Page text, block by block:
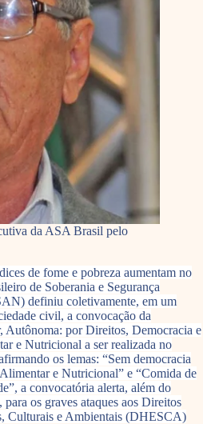
da ASA Brasil pelo
de fome e pobreza aumentam no
de Soberania e Segurança
definiu coletivamente, em um
civil, a convocação da
Autônoma: por Direitos, Democracia e
e Nutricional a ser realizada no
os lemas: “Sem democracia
e Nutricional” e “Comida de
a convocatória alerta, além do
os graves ataques aos Direitos
Culturais e Ambientais (DHESCA)